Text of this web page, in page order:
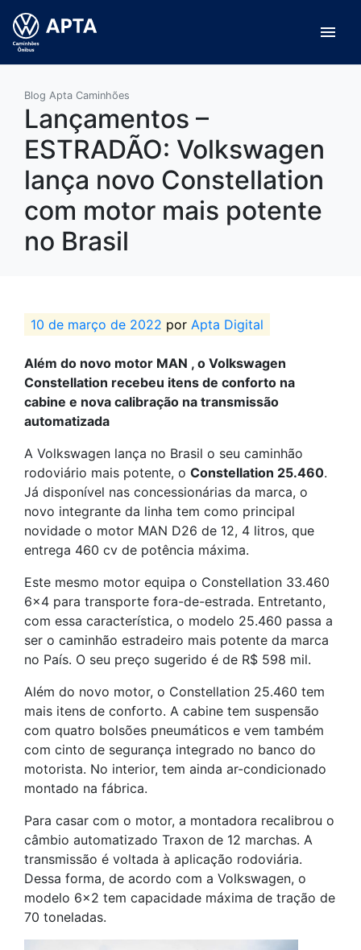
menu
Blog Apta Caminhões
Lançamentos –
ESTRADÃO: Volkswagen
lança novo Constellation
com motor mais potente
no Brasil
10 de março de 2022 por Apta Digital
Além do novo motor MAN , o Volkswagen
Constellation recebeu itens de conforto na
cabine e nova calibração na transmissão
automatizada
A Volkswagen lança no Brasil o seu caminhão
rodoviário mais potente, o Constellation 25.460.
Já disponível nas concessionárias da marca, o
novo integrante da linha tem como principal
novidade o motor MAN D26 de 12, 4 litros, que
entrega 460 cv de potência máxima.
Este mesmo motor equipa o Constellation 33.460
6×4 para transporte fora-de-estrada. Entretanto,
com essa característica, o modelo 25.460 passa a
ser o caminhão estradeiro mais potente da marca
no País. O seu preço sugerido é de R$ 598 mil.
Além do novo motor, o Constellation 25.460 tem
mais itens de conforto. A cabine tem suspensão
com quatro bolsões pneumáticos e vem também
com cinto de segurança integrado no banco do
motorista. No interior, tem ainda ar-condicionado
montado na fábrica.
Para casar com o motor, a montadora recalibrou o
câmbio automatizado Traxon de 12 marchas. A
transmissão é voltada à aplicação rodoviária.
Dessa forma, de acordo com a Volkswagen, o
modelo 6×2 tem capacidade máxima de tração de
70 toneladas.